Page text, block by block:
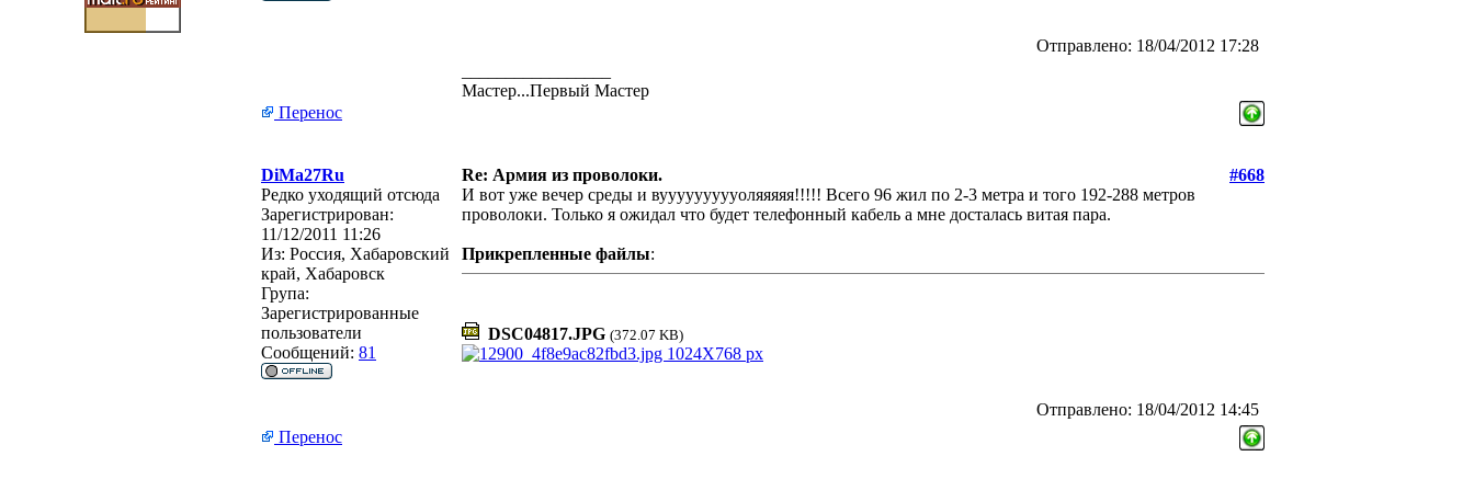
Отправлено: 18/04/2012 17:28
Мастер...Первый Мастер
Перенос
DiMa27Ru Re: Армия из проволоки.
#668
Редко уходящий отсюда
Зарегистрирован:
11/12/2011 11:26
Из: Россия, Хабаровский
край, Хабаровск
Група:
Зарегистрированные
пользователи
Сообщений: 81
И вот уже вечер среды и вуууууууууоляяяяя!!!!! Всего 96 жил по 2-3 метра и того 192-288 метров
проволоки. Только я ожидал что будет телефонный кабель а мне досталась витая пара.
Прикрепленные файлы:
DSC04817.JPG (372.07 KB)
Отправлено: 18/04/2012 14:45
Перенос